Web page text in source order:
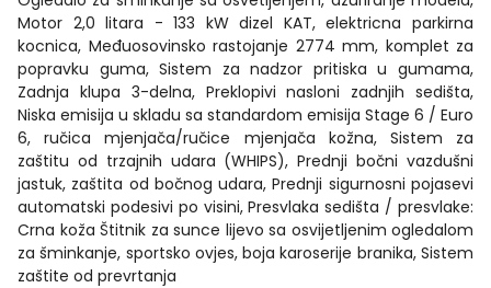
Motor 2,0 litara - 133 kW dizel KAT, elektricna parkirna
kocnica, Međuosovinsko rastojanje 2774 mm, komplet za
popravku guma, Sistem za nadzor pritiska u gumama,
Zadnja klupa 3-delna, Preklopivi nasloni zadnjih sedišta,
Niska emisija u skladu sa standardom emisija Stage 6 / Euro
6, ručica mjenjača/ručice mjenjača kožna, Sistem za
zaštitu od trzajnih udara (WHIPS), Prednji bočni vazdušni
jastuk, zaštita od bočnog udara, Prednji sigurnosni pojasevi
automatski podesivi po visini, Presvlaka sedišta / presvlake:
Crna koža Štitnik za sunce lijevo sa osvijetljenim ogledalom
za šminkanje, sportsko ovjes, boja karoserije branika, Sistem
zaštite od prevrtanja